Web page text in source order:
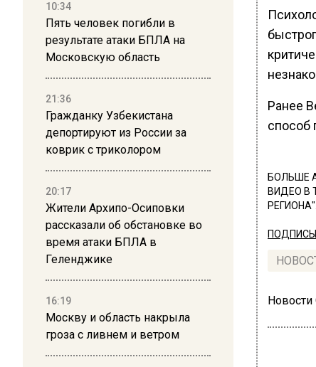
10:34
Пять человек погибли в
результате атаки БПЛА на
Московскую область
21:36
Гражданку Узбекистана
депортируют из России за
коврик с триколором
20:17
Жители Архипо-Осиповки
рассказали об обстановке во
время атаки БПЛА в
Геленджике
16:19
Москву и область накрыла
гроза с ливнем и ветром
Ранее
способ
БОЛЬШЕ
ВИДЕО В
РЕГИОНА".